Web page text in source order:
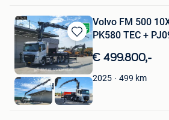
Bewaren
in
Mijn
Favorieten
Volvo FM 500
PK580 TEC +
€ 499.800,-
2025 499 km
BAS World B.V.
Veghel